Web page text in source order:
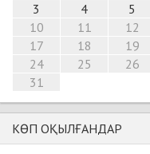
3
4 5
10
11 12
17
18 19
24
25 26
31
КӨП ОҚЫЛҒАНДАР